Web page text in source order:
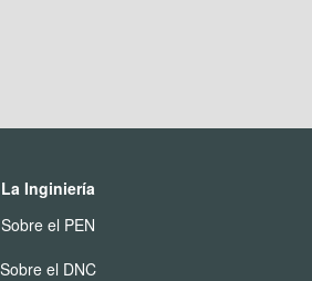
La Inginiería
Sobre el PEN
Sobre el DNC